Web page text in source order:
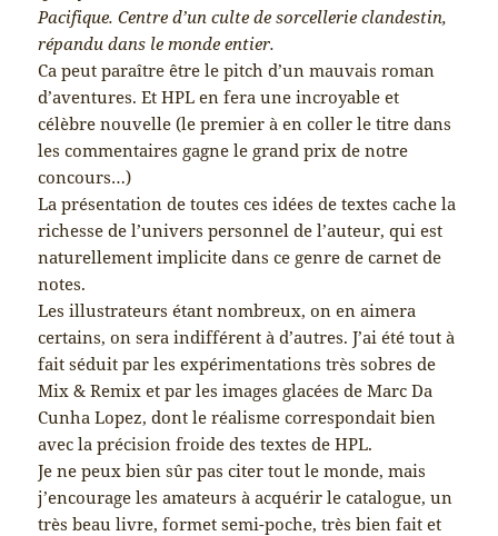
Pacifique. Centre d’un culte de sorcellerie clandestin,
répandu dans le monde entier.
Ca peut paraître être le pitch d’un mauvais roman
d’aventures. Et HPL en fera une incroyable et
célèbre nouvelle (le premier à en coller le titre dans
les commentaires gagne le grand prix de notre
concours…)
La présentation de toutes ces idées de textes cache la
richesse de l’univers personnel de l’auteur, qui est
naturellement implicite dans ce genre de carnet de
notes.
Les illustrateurs étant nombreux, on en aimera
certains, on sera indifférent à d’autres. J’ai été tout à
fait séduit par les expérimentations très sobres de
Mix & Remix et par les images glacées de Marc Da
Cunha Lopez, dont le réalisme correspondait bien
avec la précision froide des textes de HPL.
Je ne peux bien sûr pas citer tout le monde, mais
j’encourage les amateurs à acquérir le catalogue, un
très beau livre, formet semi-poche, très bien fait et